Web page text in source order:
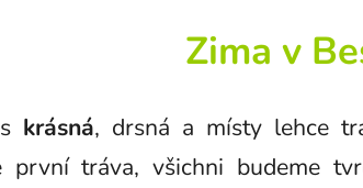
Zima v
krásná, drsná a místy lehce
první tráva, všichni budeme